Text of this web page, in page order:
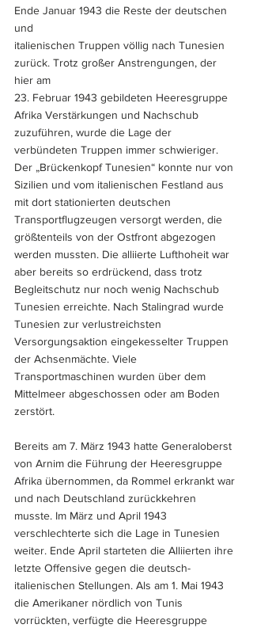
Ende Januar 1943 die Reste der deutschen
und
italienischen Truppen völlig nach Tunesien
zurück. Trotz großer Anstrengungen, der
hier am
23. Februar 1943 gebildeten Heeresgruppe
Afrika Verstärkungen und Nachschub
zuzuführen, wurde die Lage der
verbündeten Truppen immer schwieriger.
Der „Brückenkopf Tunesien“ konnte nur von
Sizilien und vom italienischen Festland aus
mit dort stationierten deutschen
Transportflugzeugen versorgt werden, die
größtenteils von der Ostfront abgezogen
werden mussten. Die alliierte Lufthoheit war
aber bereits so erdrückend, dass trotz
Begleitschutz nur noch wenig Nachschub
Tunesien erreichte. Nach Stalingrad wurde
Tunesien zur verlustreichsten
Versorgungsaktion eingekesselter Truppen
der Achsenmächte. Viele
Transportmaschinen wurden über dem
Mittelmeer abgeschossen oder am Boden
zerstört.
Bereits am 7. März 1943 hatte Generaloberst
von Arnim die Führung der Heeresgruppe
Afrika übernommen, da Rommel erkrankt war
und nach Deutschland zurückkehren
musste. Im März und April 1943
verschlechterte sich die Lage in Tunesien
weiter. Ende April starteten die Alliierten ihre
letzte Offensive gegen die deutsch-
italienischen Stellungen. Als am 1. Mai 1943
die Amerikaner nördlich von Tunis
vorrückten, verfügte die Heeresgruppe